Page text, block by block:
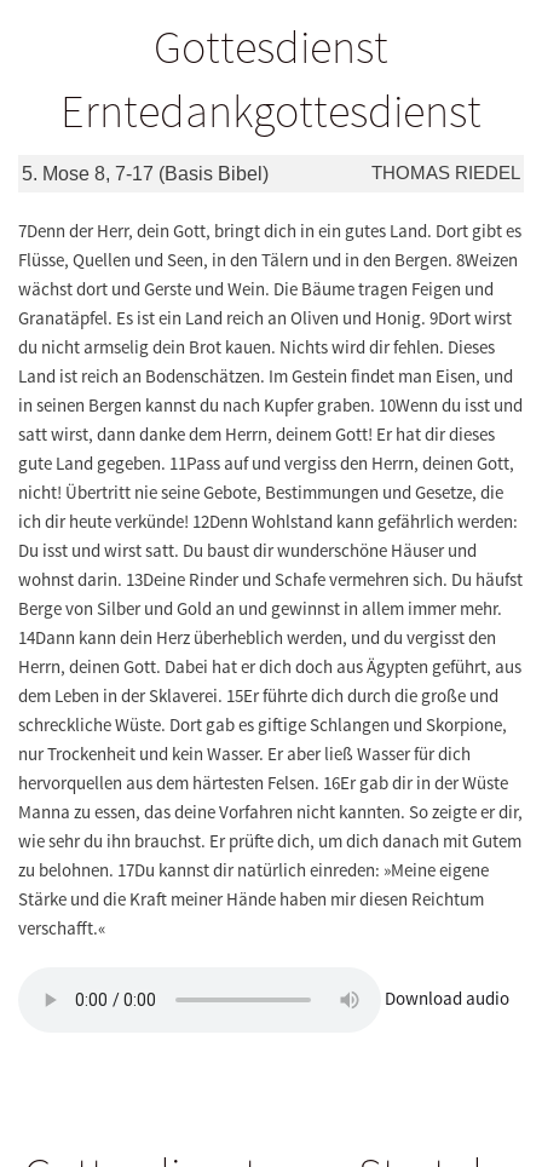
Gottesdienst
Erntedankgottesdienst
5. Mose 8, 7-17 (Basis Bibel) THOMAS RIEDEL
7Denn der Herr, dein Gott, bringt dich in ein gutes Land. Dort gibt es
Flüsse, Quellen und Seen, in den Tälern und in den Bergen. 8Weizen
wächst dort und Gerste und Wein. Die Bäume tragen Feigen und
Granatäpfel. Es ist ein Land reich an Oliven und Honig. 9Dort wirst
du nicht armselig dein Brot kauen. Nichts wird dir fehlen. Dieses
Land ist reich an Bodenschätzen. Im Gestein findet man Eisen, und
in seinen Bergen kannst du nach Kupfer graben. 10Wenn du isst und
satt wirst, dann danke dem Herrn, deinem Gott! Er hat dir dieses
gute Land gegeben. 11Pass auf und vergiss den Herrn, deinen Gott,
nicht! Übertritt nie seine Gebote, Bestimmungen und Gesetze, die
ich dir heute verkünde! 12Denn Wohlstand kann gefährlich werden:
Du isst und wirst satt. Du baust dir wunderschöne Häuser und
wohnst darin. 13Deine Rinder und Schafe vermehren sich. Du häufst
Berge von Silber und Gold an und gewinnst in allem immer mehr.
14Dann kann dein Herz überheblich werden, und du vergisst den
Herrn, deinen Gott. Dabei hat er dich doch aus Ägypten geführt, aus
dem Leben in der Sklaverei. 15Er führte dich durch die große und
schreckliche Wüste. Dort gab es giftige Schlangen und Skorpione,
nur Trockenheit und kein Wasser. Er aber ließ Wasser für dich
hervorquellen aus dem härtesten Felsen. 16Er gab dir in der Wüste
Manna zu essen, das deine Vorfahren nicht kannten. So zeigte er dir,
wie sehr du ihn brauchst. Er prüfte dich, um dich danach mit Gutem
zu belohnen. 17Du kannst dir natürlich einreden: »Meine eigene
Stärke und die Kraft meiner Hände haben mir diesen Reichtum
verschafft.«
Download audio